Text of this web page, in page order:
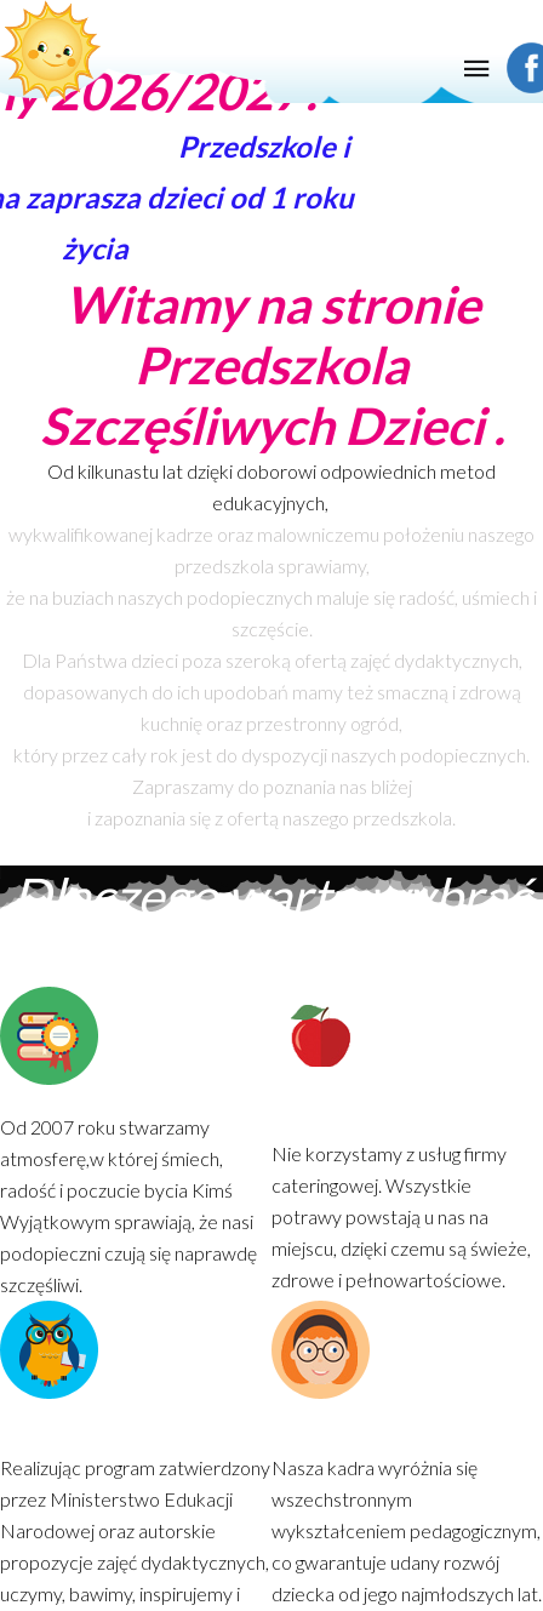
na rok
2026/2027!
Przedszkole i
zaprasza dzieci od 1 roku
życia
Witamy na stronie
Przedszkola
Szczęśliwych Dzieci .
Od kilkunastu lat dzięki doborowi odpowiednich metod
edukacyjnych,
wykwalifikowanej kadrze oraz malowniczemu położeniu naszego
przedszkola sprawiamy,
że na buziach naszych podopiecznych maluje się radość, uśmiech i
szczęście.
Dla Państwa dzieci poza szeroką ofertą zajęć dydaktycznych,
dopasowanych do ich upodobań mamy też smaczną i zdrową
kuchnię oraz przestronny ogród,
który przez cały rok jest do dyspozycji naszych podopiecznych.
Zapraszamy do poznania nas bliżej
i zapoznania się z ofertą naszego przedszkola.
Dlaczego warto wybrać
Od 2007 roku stwarzamy
atmosferę,w której śmiech,
radość i poczucie bycia Kimś
Wyjątkowym sprawiają, że nasi
podopieczni czują się naprawdę
szczęśliwi.
Nie korzystamy z usług firmy
cateringowej. Wszystkie
potrawy powstają u nas na
miejscu, dzięki czemu są świeże,
zdrowe i pełnowartościowe.
Realizując program zatwierdzony
przez Ministerstwo Edukacji
Narodowej oraz autorskie
propozycje zajęć dydaktycznych,
uczymy, bawimy, inspirujemy i
Nasza kadra wyróżnia się
wszechstronnym
wykształceniem pedagogicznym,
co gwarantuje udany rozwój
dziecka od jego najmłodszych lat.